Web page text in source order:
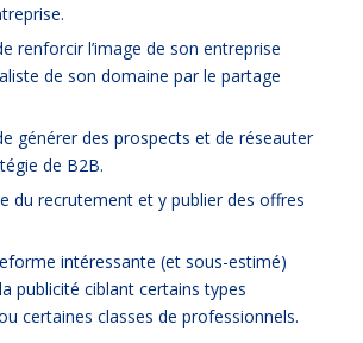
renforcir l’image de son entreprise
de son domaine par le partage
générer des prospects et de réseauter
de B2B.
du recrutement et y publier des offres
intéressante (et sous-estimé)
publicité ciblant certains types
certaines classes de professionnels.